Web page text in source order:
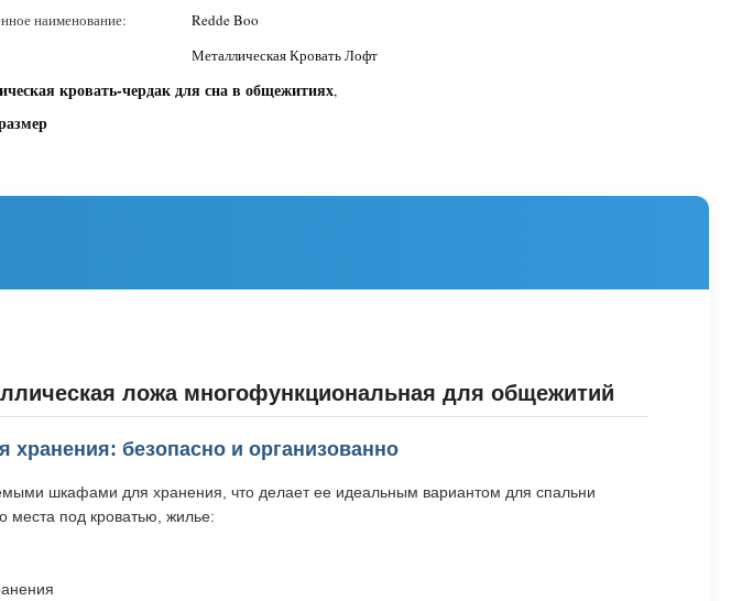
наименование:
Redde Boo
Металлическая Кровать Лофт
кровать-чердак для сна в общежитиях,
ложа многофункциональная для общежитий
безопасно и организованно
шкафами для хранения, что делает ее идеальным вариантом для спальни
места под кроватью, жилье: